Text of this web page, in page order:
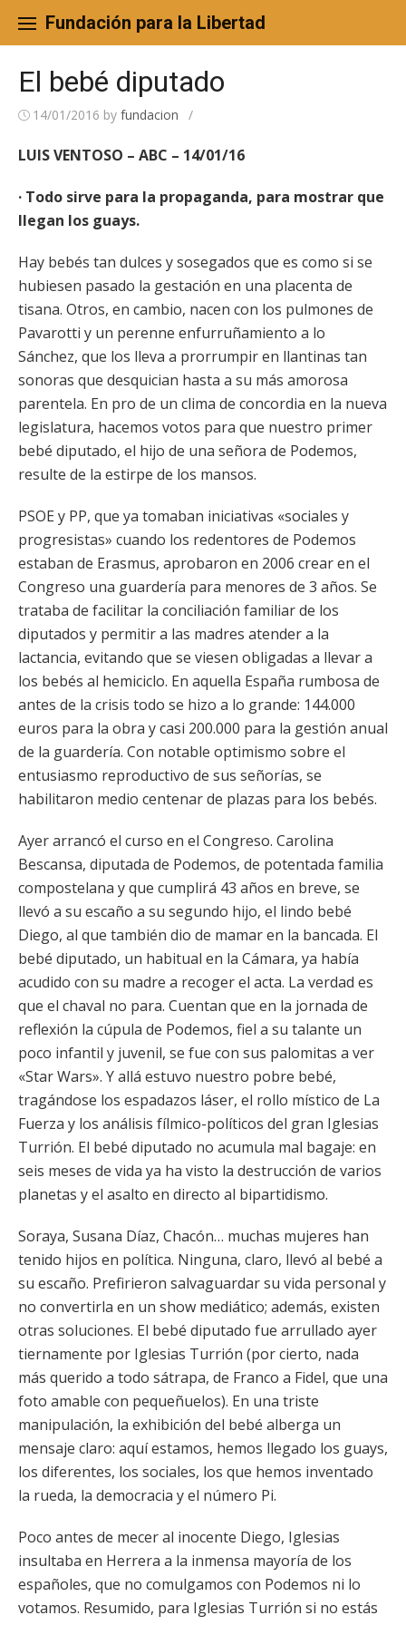
content
Fundación para la Libertad
El bebé diputado
14/01/2016 by fundacion /
LUIS VENTOSO – ABC – 14/01/16
· Todo sirve para la propaganda, para mostrar que
llegan los guays.
Hay bebés tan dulces y sosegados que es como si se
hubiesen pasado la gestación en una placenta de
tisana. Otros, en cambio, nacen con los pulmones de
Pavarotti y un perenne enfurruñamiento a lo
Sánchez, que los lleva a prorrumpir en llantinas tan
sonoras que desquician hasta a su más amorosa
parentela. En pro de un clima de concordia en la nueva
legislatura, hacemos votos para que nuestro primer
bebé diputado, el hijo de una señora de Podemos,
resulte de la estirpe de los mansos.
PSOE y PP, que ya tomaban iniciativas «sociales y
progresistas» cuando los redentores de Podemos
estaban de Erasmus, aprobaron en 2006 crear en el
Congreso una guardería para menores de 3 años. Se
trataba de facilitar la conciliación familiar de los
diputados y permitir a las madres atender a la
lactancia, evitando que se viesen obligadas a llevar a
los bebés al hemiciclo. En aquella España rumbosa de
antes de la crisis todo se hizo a lo grande: 144.000
euros para la obra y casi 200.000 para la gestión anual
de la guardería. Con notable optimismo sobre el
entusiasmo reproductivo de sus señorías, se
habilitaron medio centenar de plazas para los bebés.
Ayer arrancó el curso en el Congreso. Carolina
Bescansa, diputada de Podemos, de potentada familia
compostelana y que cumplirá 43 años en breve, se
llevó a su escaño a su segundo hijo, el lindo bebé
Diego, al que también dio de mamar en la bancada. El
bebé diputado, un habitual en la Cámara, ya había
acudido con su madre a recoger el acta. La verdad es
que el chaval no para. Cuentan que en la jornada de
reflexión la cúpula de Podemos, fiel a su talante un
poco infantil y juvenil, se fue con sus palomitas a ver
«Star Wars». Y allá estuvo nuestro pobre bebé,
tragándose los espadazos láser, el rollo místico de La
Fuerza y los análisis fílmico-políticos del gran Iglesias
Turrión. El bebé diputado no acumula mal bagaje: en
seis meses de vida ya ha visto la destrucción de varios
planetas y el asalto en directo al bipartidismo.
Soraya, Susana Díaz, Chacón… muchas mujeres han
tenido hijos en política. Ninguna, claro, llevó al bebé a
su escaño. Prefirieron salvaguardar su vida personal y
no convertirla en un show mediático; además, existen
otras soluciones. El bebé diputado fue arrullado ayer
tiernamente por Iglesias Turrión (por cierto, nada
más querido a todo sátrapa, de Franco a Fidel, que una
foto amable con pequeñuelos). En una triste
manipulación, la exhibición del bebé alberga un
mensaje claro: aquí estamos, hemos llegado los guays,
los diferentes, los sociales, los que hemos inventado
la rueda, la democracia y el número Pi.
Poco antes de mecer al inocente Diego, Iglesias
insultaba en Herrera a la inmensa mayoría de los
españoles, que no comulgamos con Podemos ni lo
votamos. Resumido, para Iglesias Turrión si no estás